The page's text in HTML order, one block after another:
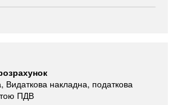
Видаткова накладна, податкова
ПДВ